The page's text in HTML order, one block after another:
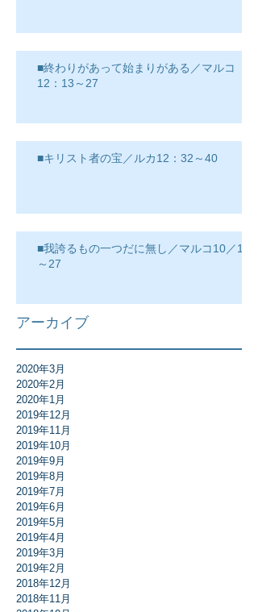
■終わりがあって始まりがある／マルコ
12：13～27
■キリスト者の宝／ルカ12：32～40
■我誇るもの一つだに無し／マルコ10／17
～27
アーカイブ
2020年3月
2020年2月
2020年1月
2019年12月
2019年11月
2019年10月
2019年9月
2019年8月
2019年7月
2019年6月
2019年5月
2019年4月
2019年3月
2019年2月
2018年12月
2018年11月